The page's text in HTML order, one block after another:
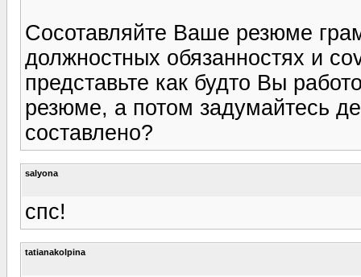
Сосотавляйте Ваше резюме
должностных обязанностях и
представьте как будто Вы
резюме, а потом задумайтесь
составлено?
salyona
спс!
tatianakolpina